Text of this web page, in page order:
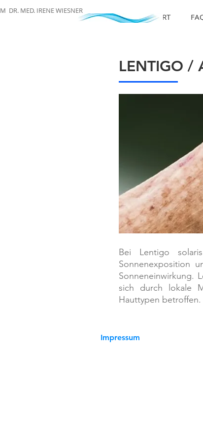
DR. MED. IRENE WIESNER
START
LENTIGO /
Bei Lentigo
Sonnenexposition
Sonneneinwirkung.
sich durch lokale
Hauttypen betroffen.
Impressum